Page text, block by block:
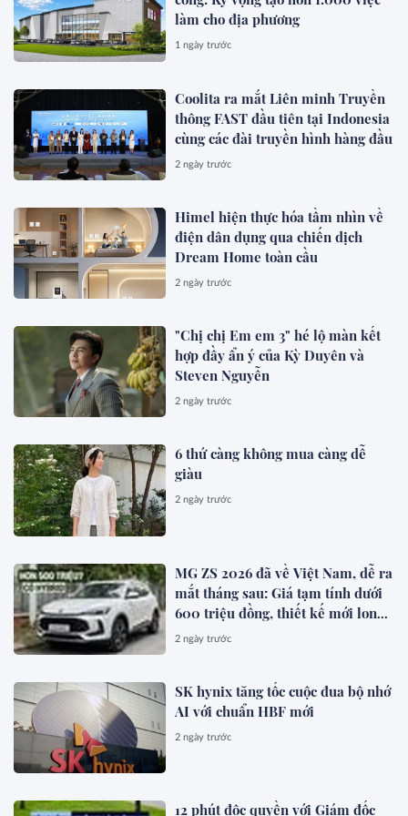
làm cho địa phương
1 ngày trước
Coolita ra mắt Liên minh Truyền
thông FAST đầu tiên tại Indonesia
cùng các đài truyền hình hàng đầu
2 ngày trước
Himel hiện thực hóa tầm nhìn về
điện dân dụng qua chiến dịch
Dream Home toàn cầu
2 ngày trước
"Chị chị Em em 3" hé lộ màn kết
hợp đầy ẩn ý của Kỳ Duyên và
Steven Nguyễn
2 ngày trước
6 thứ càng không mua càng dễ
giàu
2 ngày trước
MG ZS 2026 đã về Việt Nam, dễ ra
mắt tháng sau: Giá tạm tính dưới
600 triệu đồng, thiết kế mới long
lanh hơn, có hybrid, ADAS cạnh
2 ngày trước
SK hynix tăng tốc cuộc đua bộ nhớ
AI với chuẩn HBF mới
2 ngày trước
12 phút độc quyền với Giám đốc